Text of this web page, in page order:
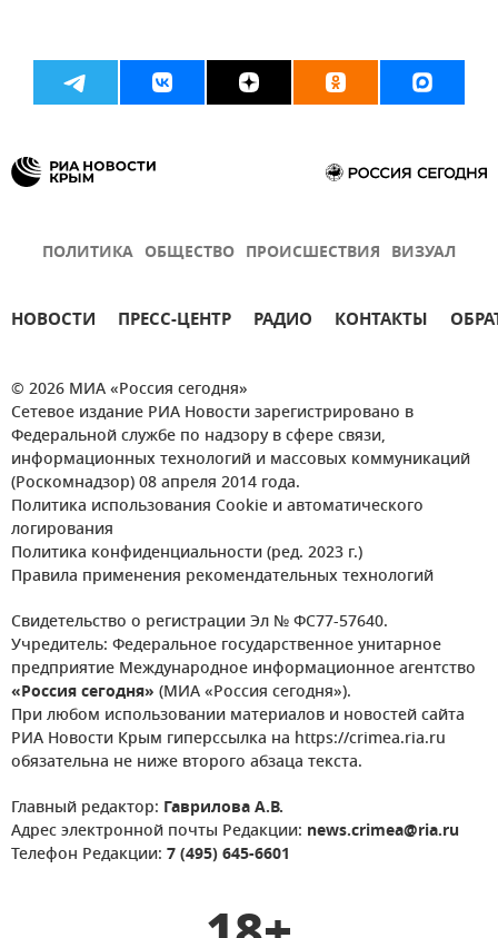
ПОЛИТИКА ОБЩЕСТВО ПРОИСШЕСТВИЯ ВИЗУАЛ
НОВОСТИ ПРЕСС-ЦЕНТР РАДИО КОНТАКТЫ
© 2026 МИА «Россия сегодня»
Сетевое издание РИА Новости зарегистрировано в
Федеральной службе по надзору в сфере связи,
информационных технологий и массовых коммуникаций
(Роскомнадзор) 08 апреля 2014 года.
Политика использования Cookie и автоматического
логирования
Политика конфиденциальности (ред. 2023 г.)
Правила применения рекомендательных технологий
Свидетельство о регистрации Эл № ФС77-57640.
Учредитель: Федеральное государственное унитарное
предприятие Международное информационное агентство
«Россия сегодня» (МИА «Россия сегодня»).
При любом использовании материалов и новостей сайта
РИА Новости Крым гиперссылка на https://crimea.ria.ru
обязательна не ниже второго абзаца текста.
Главный редактор: Гаврилова А.В.
Адрес электронной почты Редакции: news.crimea@ria.ru
Телефон Редакции: 7 (495) 645-6601